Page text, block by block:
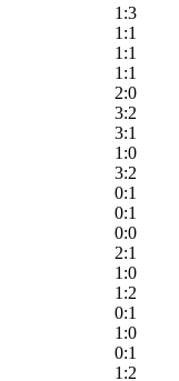
1:3
1:1
1:1
1:1
2:0
3:2
3:1
1:0
3:2
0:1
0:1
0:0
2:1
1:0
1:2
0:1
1:0
0:1
1:2